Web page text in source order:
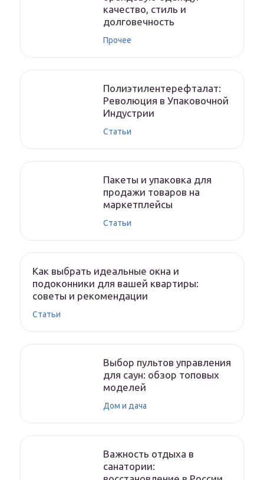
качество, стиль и
долговечность
Прочее
Полиэтилентерефталат:
Революция в Упаковочной
Индустрии
Статьи
Пакеты и упаковка для
продажи товаров на
маркетплейсы
Статьи
Как выбрать идеальные окна и
подоконники для вашей квартиры:
советы и рекомендации
Статьи
Выбор пультов управления
для саун: обзор топовых
моделей
Дом и дача
Важность отдыха в
санатории: